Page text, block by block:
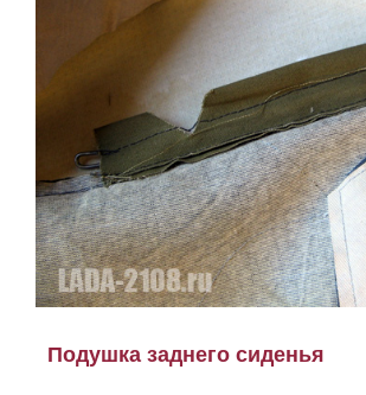
Подушка заднего сиденья